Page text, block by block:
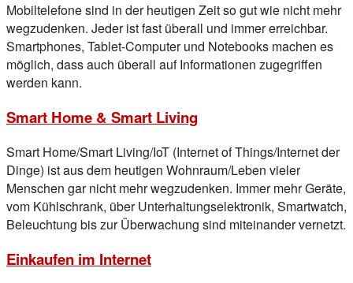
Mobiltelefone sind in der heutigen Zeit so gut wie nicht mehr
wegzudenken. Jeder ist fast überall und immer erreichbar.
Smartphones, Tablet-Computer und Notebooks machen es
möglich, dass auch überall auf Informationen zugegriffen
werden kann.
Smart Home & Smart Living
Smart Home/Smart Living/IoT (Internet of Things/Internet der
Dinge) ist aus dem heutigen Wohnraum/Leben vieler
Menschen gar nicht mehr wegzudenken. Immer mehr Geräte,
vom Kühlschrank, über Unterhaltungselektronik, Smartwatch,
Beleuchtung bis zur Überwachung sind miteinander vernetzt.
Einkaufen im Internet